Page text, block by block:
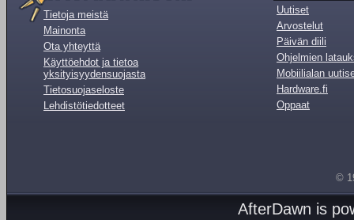
Tietoja meistä
Mainonta
Ota yhteyttä
Käyttöehdot ja tietoa
yksityisyydensuojasta
Tietosuojaseloste
Lehdistötiedotteet
Uutiset
Arvostelut
Päivän diili
Ohjelmien
Mobiilialan
Hardware.fi
Oppaat
©
AfterDawn is